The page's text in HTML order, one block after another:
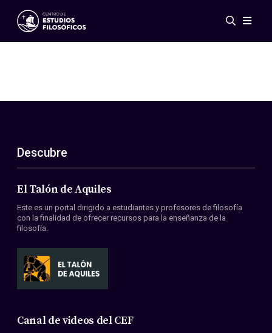
Eventos
ES
EN
Acerca de nosotros
Miembros
Convenios
Descubre
El Talón de Aquiles
Este es un portal dirigido a estudiantes y profesores de filosofía
con la finalidad de ofrecer recursos para la enseñanza de la
filosofía.
Canal de videos del CEF